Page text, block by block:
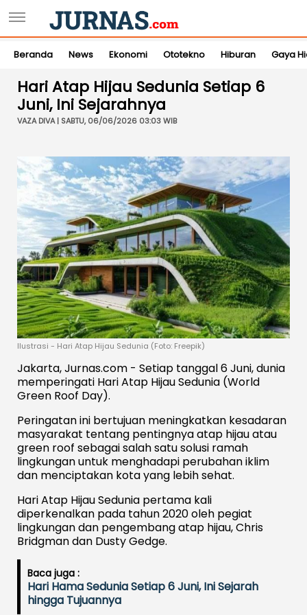
Beranda News Ekonomi Ototekno Hiburan Gaya
Hari Atap Hijau Sedunia Setiap 6
Juni, Ini Sejarahnya
VAZA DIVA | SABTU, 06/06/2026 03:03 WIB
Ilustrasi - Hari Atap Hijau Sedunia (Foto: Freepik)
Jakarta, Jurnas.com - Setiap tanggal 6 Juni, dunia
memperingati Hari Atap Hijau Sedunia (World
Green Roof Day).
Peringatan ini bertujuan meningkatkan kesadaran
masyarakat tentang pentingnya atap hijau atau
green roof sebagai salah satu solusi ramah
lingkungan untuk menghadapi perubahan iklim
dan menciptakan kota yang lebih sehat.
Hari Atap Hijau Sedunia pertama kali
diperkenalkan pada tahun 2020 oleh pegiat
lingkungan dan pengembang atap hijau, Chris
Bridgman dan Dusty Gedge.
Baca juga :
Hari Hama Sedunia Setiap 6 Juni, Ini Sejarah
hingga Tujuannya